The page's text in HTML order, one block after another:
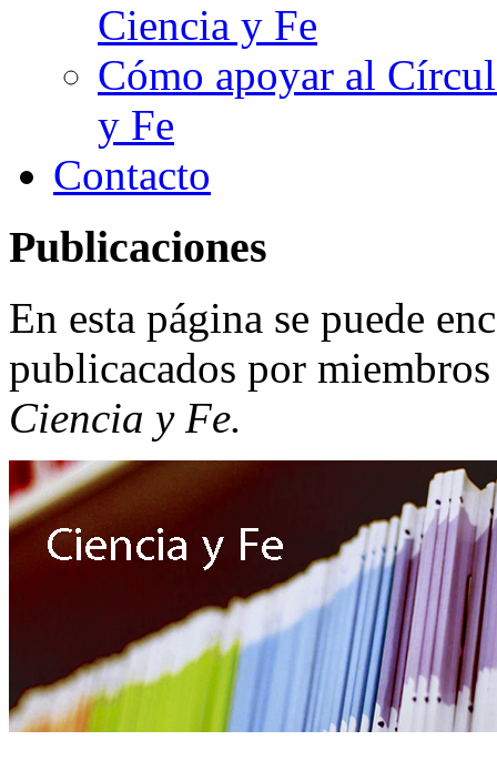
Ciencia y Fe
Cómo apoyar al
y Fe
Contacto
Publicaciones
En esta página se puede
publicacados por
Ciencia y Fe.